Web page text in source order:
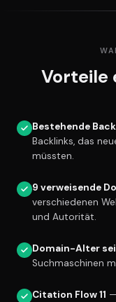
Vorteile
Bestehende
Backlinks, das
müssten.
9 verweisende
verschiedenen
und Autorität.
Domain-Alter
Suchmaschinen
Citation Flow 11